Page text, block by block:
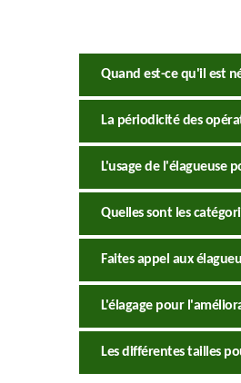
Quand est-ce qu'il est
La périodicité des
L'usage de l'élagueuse
Quelles sont les
Faites appel aux
L'élagage pour
Les différentes tailles